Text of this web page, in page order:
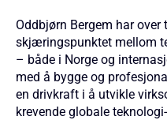
Oddbjørn Bergem har
skjæringspunktet mellom
– både i Norge og
med å bygge og
en drivkraft i å utvikle
krevende globale